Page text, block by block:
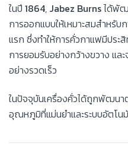
ในปี 1864, Jabez Burnsได้พั
การออกแบบให้เหมาะสมสำหรับ
แรก ซึ่งทำให้การคั่วกาแฟมีปร
การยอมรับอย่างกว้างขวาง แ
อย่างรวดเร็ว
ในปัจจุบันเครื่องคั่วได้ถูกพัฒนา
อุณหภูมิที่แม่นยำและระบบอัตโน